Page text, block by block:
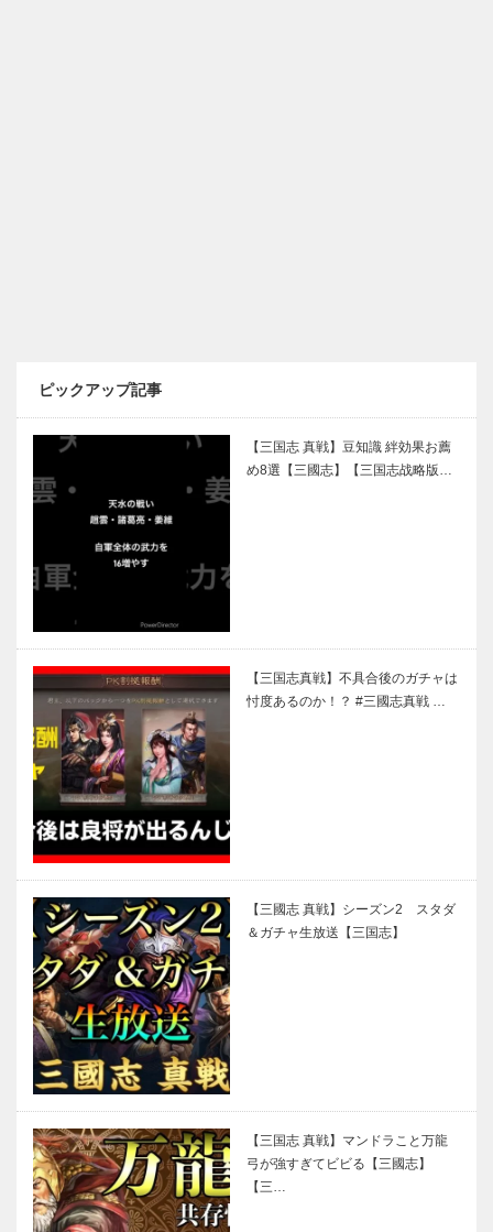
ピックアップ記事
【三国志 真戦】豆知識 絆効果お薦
め8選【三國志】【三国志战略版…
【三国志真戦】不具合後のガチャは
忖度あるのか！？ #三國志真戦 …
【三國志 真戦】シーズン2 スタダ
＆ガチャ生放送【三国志】
【三国志 真戦】マンドラこと万龍
弓が強すぎてビビる【三國志】
【三…